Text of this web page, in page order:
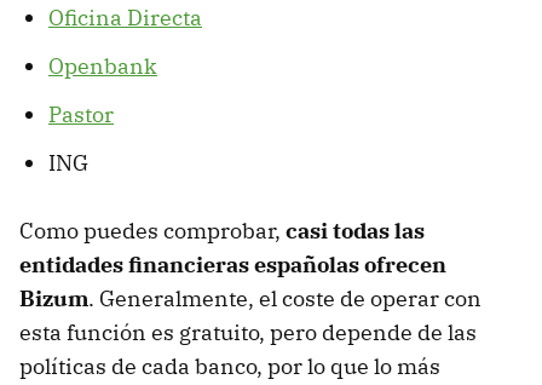
Oficina Directa
Openbank
Pastor
ING
Como puedes comprobar, casi todas las
entidades financieras españolas ofrecen
Bizum. Generalmente, el coste de operar con
esta función es gratuito, pero depende de las
políticas de cada banco, por lo que lo más